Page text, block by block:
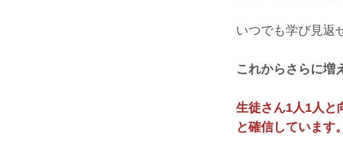
いつでも学び見返
これからさらに増
生徒さん1人1人と
と確信しています。